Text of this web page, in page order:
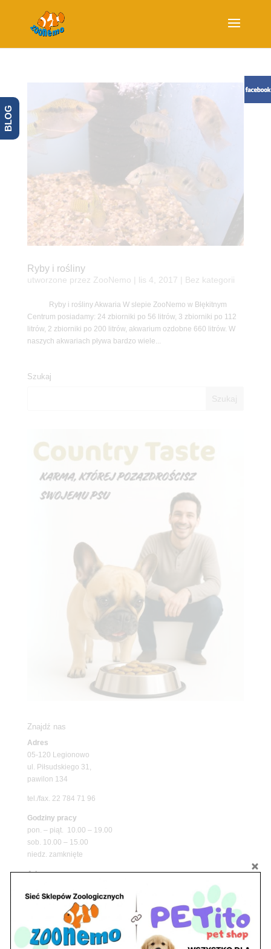
Ryby i rośliny
utworzone przez ZooNemo lis 4, 2017 | Bez kategorii
Ryby i rośliny Akwaria W slepie ZooNemo w Błękitnym
Centrum posiadamy: 24 zbiorniki po 56 litrów, 3 zbiorniki po 112
litrów, 2 zbiorniki po 200 litrów, akwarium ozdobne 660 litrów. W
naszych akwariach pływa bardzo wiele...
Szukaj
Znajdź nas
Adres
05-120 Legionowo
ul. Piłsudskiego 31,
pawilon 134
tel./fax. 22 784 71 96
Godziny pracy
pon. – piąt. 10.00 – 19.00
sob. 10.00 – 15.00
niedz. zamknięte
Adres
05-100 Nowy Dwór Mazowiecki
tel. 503 900 215
Godziny pracy
BLOG